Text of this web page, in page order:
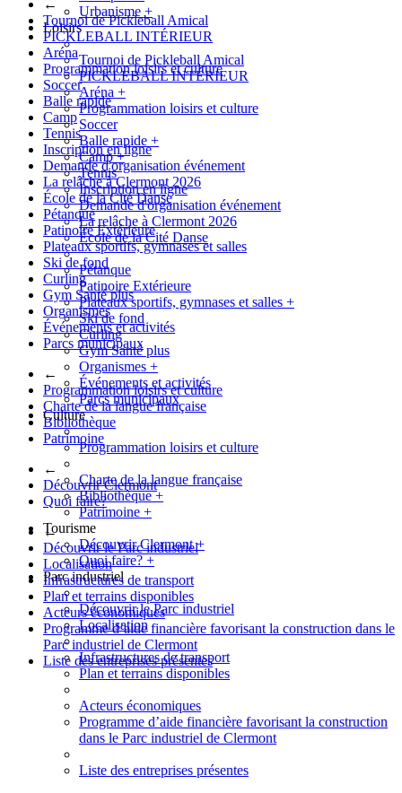
←
Tournoi de Pickleball Amical
PICKLEBALL INTÉRIEUR
Aréna
Programmation loisirs et culture
Soccer
Balle rapide
Camp
Tennis
Inscription en ligne
Demande d'organisation événement
La relâche à Clermont 2026
École de la Cité Danse
Pétanque
Patinoire Extérieure
Plateaux sportifs, gymnases et salles
Ski de fond
Curling
Gym Santé plus
Organismes
Événements et activités
Parcs municipaux
←
Programmation loisirs et culture
Charte de la langue française
Bibliothèque
Patrimoine
←
Découvrir Clermont
Quoi faire?
←
Découvrir le Parc industriel
Localisation
Infrastructures de transport
Plan et terrains disponibles
Acteurs économiques
Programme d’aide financière favorisant la construction dans le
Parc industriel de Clermont
Liste des entreprises présentes
Urbanisme +
Loisirs
Tournoi de Pickleball Amical
PICKLEBALL INTÉRIEUR
Aréna +
Programmation loisirs et culture
Soccer
Balle rapide +
Camp+
Tennis
Inscription en ligne
Demande d'organisation événement
La relâche à Clermont 2026
École de la Cité Danse
Pétanque
Patinoire Extérieure
Plateaux sportifs, gymnases et salles +
Ski de fond
Curling
Gym Santé plus
Organismes +
Événements et activités
Parcs municipaux
Culture
Programmation loisirs et culture
Charte de la langue française
Bibliothèque+
Patrimoine +
Tourisme
Découvrir Clermont+
Quoi faire? +
Parc industriel
Découvrir le Parc industriel
Localisation
Infrastructures de transport
Plan et terrains disponibles
Acteurs économiques
Programme d’aide financière favorisant la construction
dans le Parc industriel de Clermont
Liste des entreprises présentes